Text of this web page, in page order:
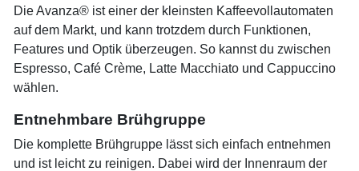
Die Avanza® ist einer der kleinsten Kaffeevollautomaten
auf dem Markt, und kann trotzdem durch Funktionen,
Features und Optik überzeugen. So kannst du zwischen
Espresso, Café Crème, Latte Macchiato und Cappuccino
wählen.
Entnehmbare Brühgruppe
Die komplette Brühgruppe lässt sich einfach entnehmen
und ist leicht zu reinigen. Dabei wird der Innenraum der